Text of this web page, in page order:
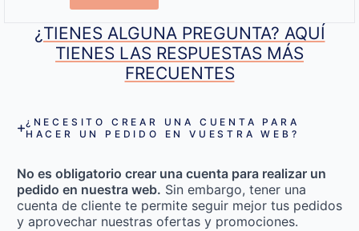
¿TIENES ALGUNA PREGUNTA? AQUÍ
TIENES LAS RESPUESTAS MÁS
FRECUENTES
¿NECESITO CREAR UNA CUENTA PARA
HACER UN PEDIDO EN VUESTRA WEB?
No es obligatorio crear una cuenta para realizar un
pedido en nuestra web. Sin embargo, tener una
cuenta de cliente te permite seguir mejor tus pedidos
y aprovechar nuestras ofertas y promociones.